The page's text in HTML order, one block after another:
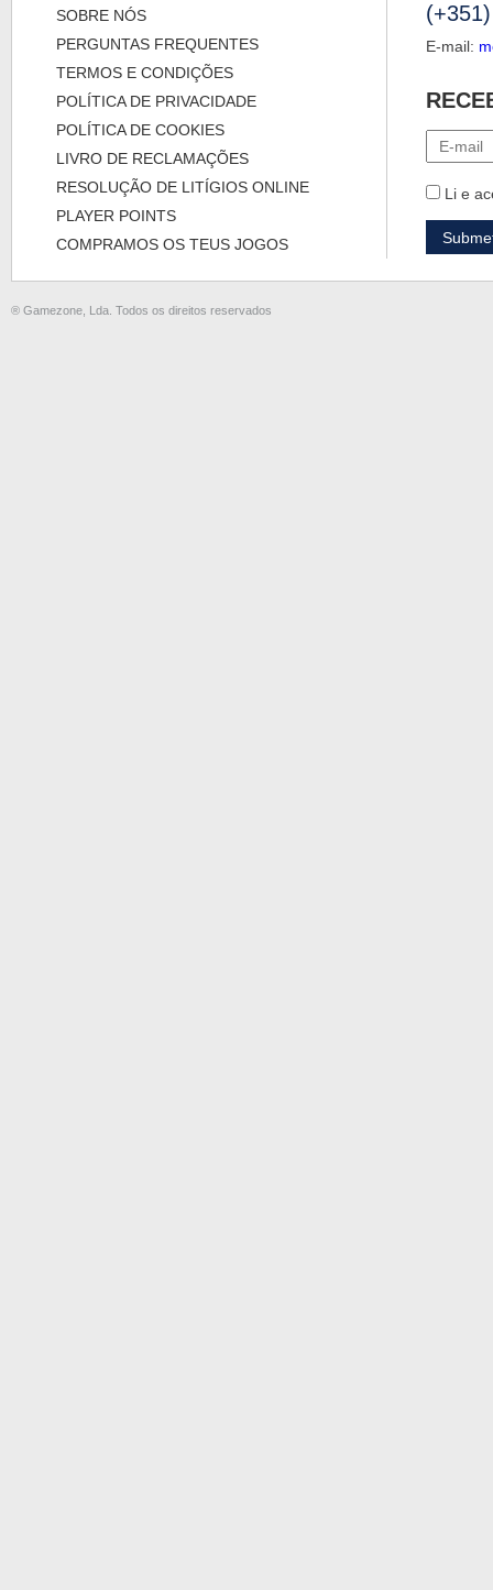
SOBRE NÓS
PERGUNTAS FREQUENTES
TERMOS E CONDIÇÕES
POLÍTICA DE PRIVACIDADE
POLÍTICA DE COOKIES
LIVRO DE RECLAMAÇÕES
RESOLUÇÃO DE LITÍGIOS ONLINE
PLAYER POINTS
COMPRAMOS OS TEUS JOGOS
E-mail:
Li e
® Gamezone, Lda. Todos os direitos reservados